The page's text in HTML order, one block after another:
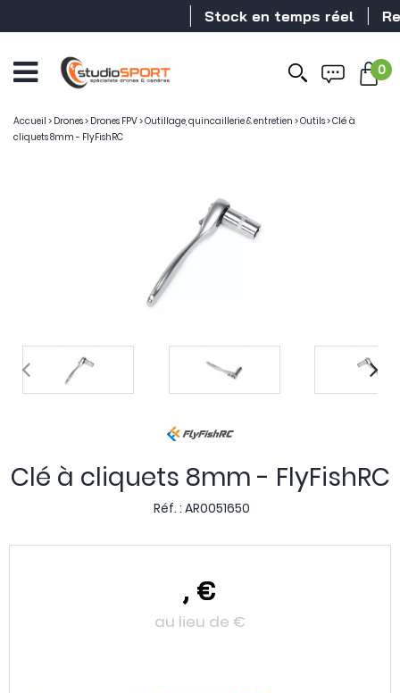
Stock en temps réel
0
Accueil > Drones> Drones FPV>Outillage, quincaillerie & entretien >Outils>Clé à
cliquets 8mm - FlyFishRC
Clé à cliquets 8mm - FlyFishRC
Réf. : AR0051650
, €
au lieu de €